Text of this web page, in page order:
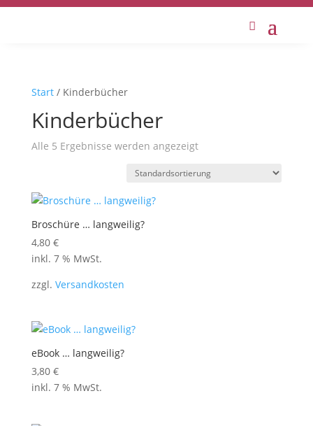
Start/ Kinderbücher
Kinderbücher
Alle 5 Ergebnisse werden angezeigt
Broschüre … langweilig?
4,80 €
inkl. 7 % MwSt.
zzgl. Versandkosten
eBook … langweilig?
3,80 €
inkl. 7 % MwSt.